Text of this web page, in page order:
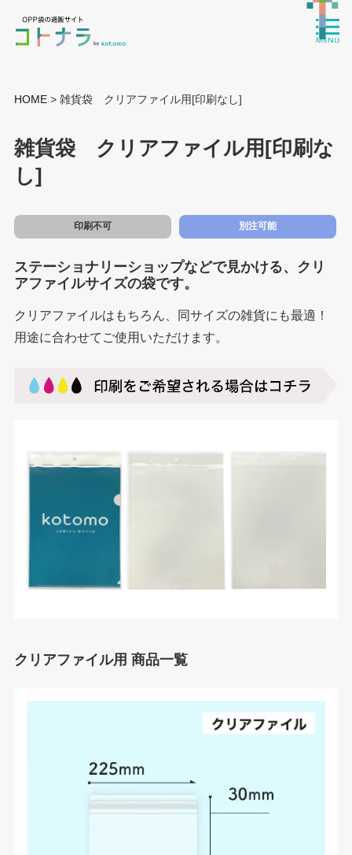
HOME> 雑貨袋 クリアファイル用[印刷なし]
雑貨袋 クリアファイル用[印刷な
し]
印刷不可 別注可能
ステーショナリーショップなどで見かける、クリ
アファイルサイズの袋です。
クリアファイルはもちろん、同サイズの雑貨にも最適！
用途に合わせてご使用いただけます。
クリアファイル用 商品一覧